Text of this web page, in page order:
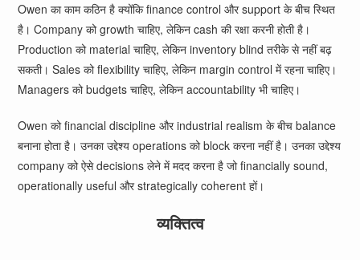
Owen का काम कठिन है क्योंकि finance control और support के बीच स्थित
है। Company को growth चाहिए, लेकिन cash की रक्षा करनी होती है।
Production को material चाहिए, लेकिन inventory blind तरीके से नहीं बढ़
सकती। Sales को flexibility चाहिए, लेकिन margin control में रहना चाहिए।
Managers को budgets चाहिए, लेकिन accountability भी चाहिए।
Owen को financial discipline और industrial realism के बीच balance
बनाना होता है। उनका उद्देश्य operations को block करना नहीं है। उनका उद्देश्य
company को ऐसे decisions लेने में मदद करना है जो financially sound,
operationally useful और strategically coherent हों।
व्यक्तित्व